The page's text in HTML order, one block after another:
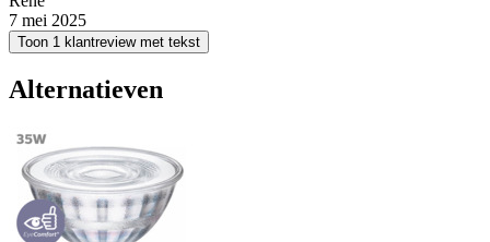
7 mei 2025
Toon 1 klantreview met tekst
Alternatieven